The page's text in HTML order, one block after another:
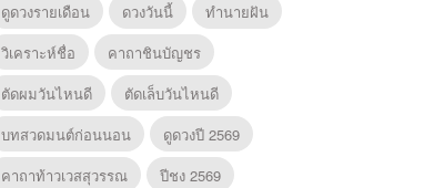
ดูดวงรายเดือน
ดวงวันนี้
ทํานายฝัน
วิเคราะห์ชื่อ
คาถาชินบัญชร
ตัดผมวันไหนดี
ตัดเล็บวันไหนดี
บทสวดมนต์ก่อนนอน
ดูดวงปี 2569
คาถาท้าวเวสสุวรรณ
ปีชง 2569